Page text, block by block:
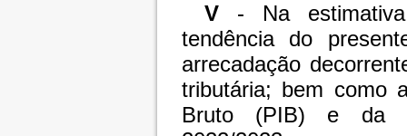
V - Na
tendência do
arrecadação
tributária; bem como
Bruto (PIB) e da